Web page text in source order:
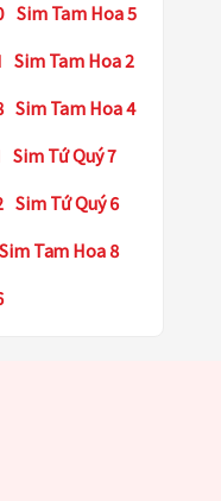
Sim Tam Hoa 5
Sim Tam Hoa 2
Sim Tam Hoa 4
Sim Tứ Quý 7
Sim Tứ Quý 6
Sim Tam Hoa 8